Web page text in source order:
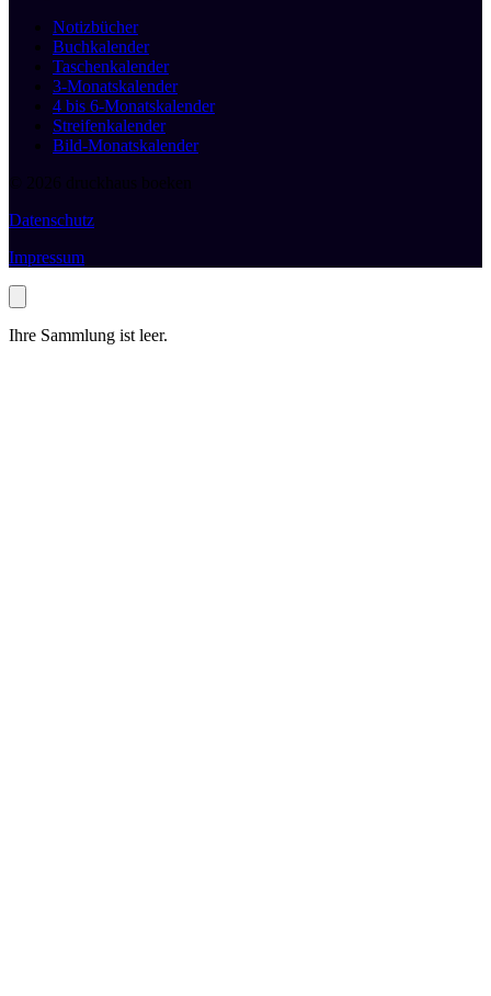
Notizbücher
Buchkalender
Taschenkalender
3-Monatskalender
4 bis 6-Monatskalender
Streifenkalender
Bild-Monatskalender
© 2026 druckhaus boeken
Datenschutz
Impressum
Ihre Sammlung ist leer.